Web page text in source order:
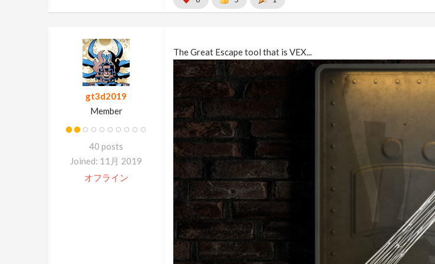
gt3d2019
Member
40 posts
Joined: 11月 2019
オフライン
The Great Escape tool that is VEX...